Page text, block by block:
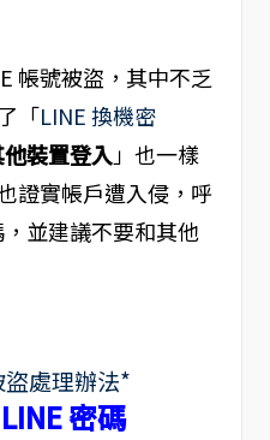
帳號被盜，其中不乏
「LINE 換機密
裝置登入」也一樣
證實帳戶遭入侵，呼
並建議不要和其他
處理辦法*
密碼